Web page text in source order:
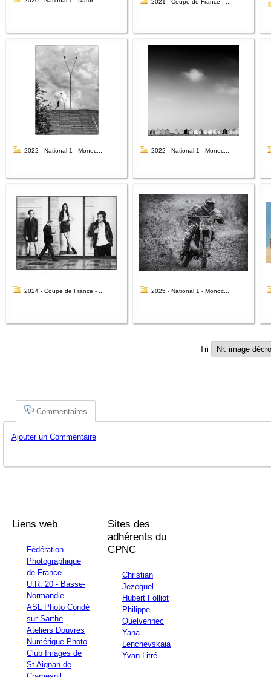
2021 - Coupe de France - ...
2022 - National 1 - Monoc... 2022 - National 1 - Monoc...
2024 - Coupe de France - ... 2025 - National 1 - Monoc...
Tri
Commentaires
Ajouter un Commentaire
Liens web
Fédération
Photographique
de France
U.R. 20 - Basse-
Normandie
ASL Photo Condé
sur Sarthe
Ateliers Douvres
Numérique Photo
Club Images de
St Aignan de
Sites des
adhérents du
CPNC
Christian
Jezequel
Hubert Folliot
Philippe
Quelvennec
Yana
Lenchevskaia
Yvan Litré